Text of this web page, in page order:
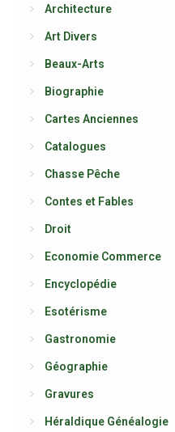
Architecture
Art Divers
Beaux-Arts
Biographie
Cartes Anciennes
Catalogues
Chasse Pêche
Contes et Fables
Droit
Economie Commerce
Encyclopédie
Esotérisme
Gastronomie
Géographie
Gravures
Héraldique Généalogie